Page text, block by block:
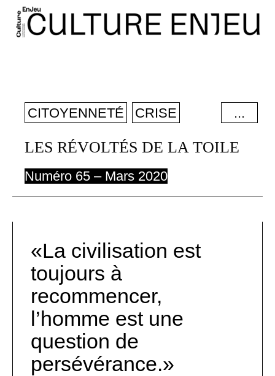
...
CITOYENNETÉ
CRISE
DÉMOCRATIE
LES RÉVOLTÉS DE LA TOILE
Numéro 65 – Mars 2020
La civilisation est
toujours à
recommencer,
l’homme est une
question de
persévérance.